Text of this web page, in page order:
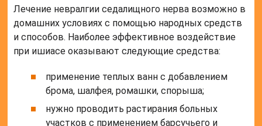
Лечение невралгии седалищного нерва возможно в
домашних условиях с помощью народных средств
и способов. Наиболее эффективное воздействие
при ишиасе оказывают следующие средства:
применение теплых ванн с добавлением
брома, шалфея, ромашки, спорыша;
нужно проводить растирания больных
участков с применением барсучьего и